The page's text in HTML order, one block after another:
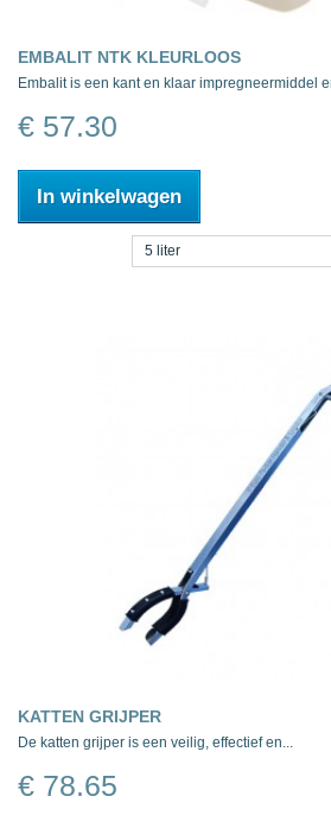
EMBALIT NTK KLEURLOOS
Embalit is een kant en klaar impregneermiddel
€ 57.30
In winkelwagen
5 liter
KATTEN GRIJPER
De katten grijper is een veilig, effectief en...
€ 78.65